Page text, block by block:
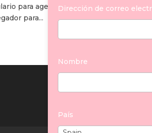
para agendar una cita y descubrir
para...
Dirección de correo
Nombre
País